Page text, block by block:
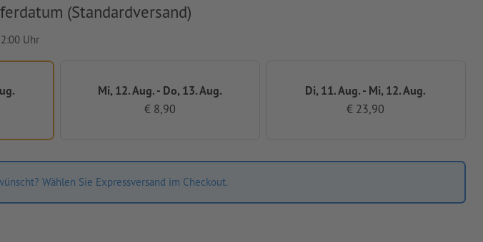
(Standardversand)
Uhr
Mi, 12. Aug. - Do, 13. Aug.
€ 8,90
Di, 11. Aug. - Mi, 12. Aug.
€ 23,90
Wählen Sie Expressversand im Checkout.